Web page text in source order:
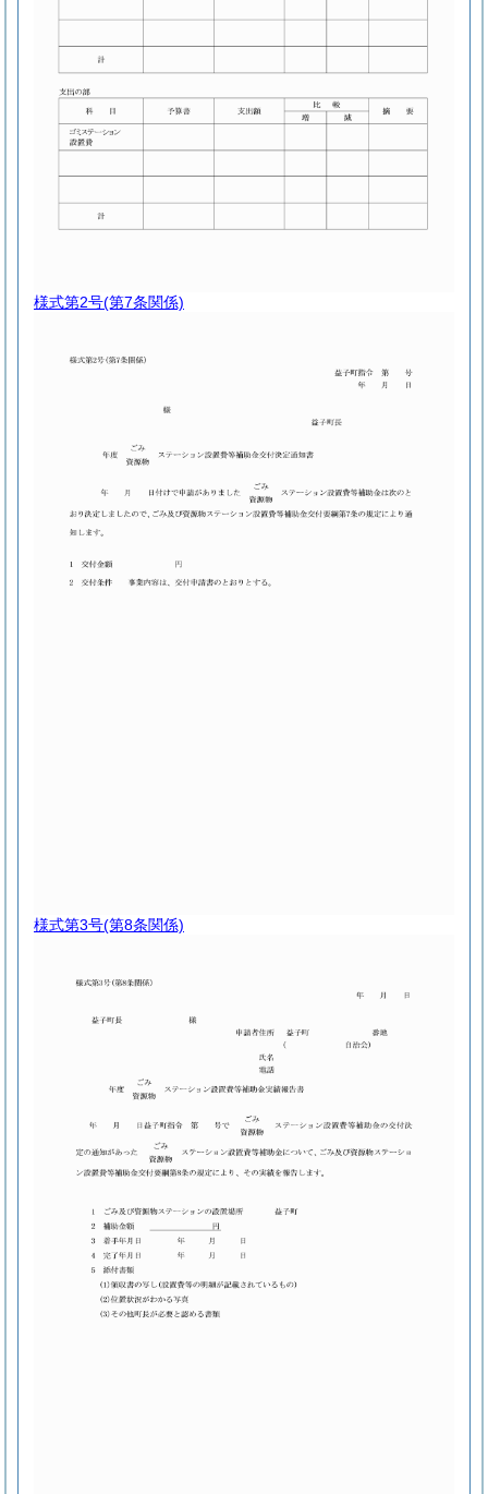
様式第2号(第7条関係)
様式第3号(第8条関係)